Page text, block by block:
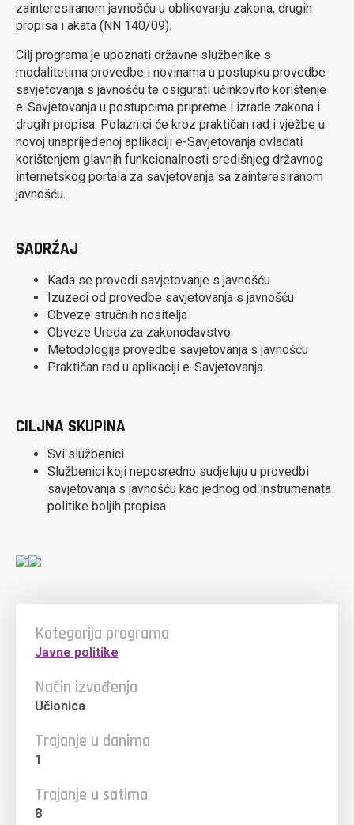
Kategorija programa
Javne politike
Način izvođenja
Učionica
Trajanje u danima
1
Trajanje u satima
8
zainteresiranom javnošću u oblikovanju zakona, drugih
propisa i akata (NN 140/09).
Cilj programa je upoznati državne službenike s
modalitetima provedbe i novinama u postupku provedbe
savjetovanja s javnošću te osigurati učinkovito korištenje
e-Savjetovanja u postupcima pripreme i izrade zakona i
drugih propisa. Polaznici će kroz praktičan rad i vježbe u
novoj unaprijeđenoj aplikaciji e-Savjetovanja ovladati
korištenjem glavnih funkcionalnosti središnjeg državnog
internetskog portala za savjetovanja sa zainteresiranom
javnošću.
SADRŽAJ
Kada se provodi savjetovanje s javnošću
Izuzeci od provedbe savjetovanja s javnošću
Obveze stručnih nositelja
Obveze Ureda za zakonodavstvo
Metodologija provedbe savjetovanja s javnošću
Praktičan rad u aplikaciji e-Savjetovanja
CILJNA SKUPINA
Svi službenici
Službenici koji neposredno sudjeluju u provedbi
savjetovanja s javnošću kao jednog od instrumenata
politike boljih propisa